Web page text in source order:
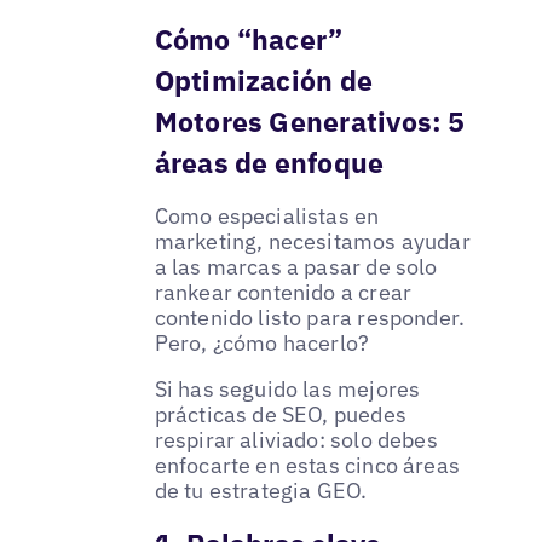
Cómo “hacer”
Optimización de
Motores Generativos: 5
áreas de enfoque
Como especialistas en
marketing, necesitamos ayudar
a las marcas a pasar de solo
rankear contenido a crear
contenido listo para responder.
Pero, ¿cómo hacerlo?
Si has seguido las mejores
prácticas de SEO, puedes
respirar aliviado: solo debes
enfocarte en estas cinco áreas
de tu estrategia GEO.